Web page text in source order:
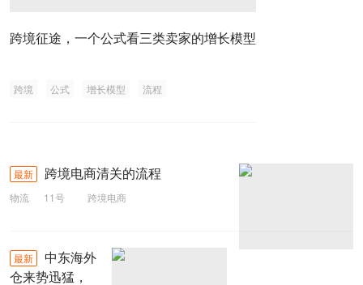
跨境征途，一个公式看三类卖家的增长模型
跨境 公式 增长模型 流程
最新 跨境电商清关的流程
物流 11号 跨境电商
最新
中东海外
仓来势迅猛，